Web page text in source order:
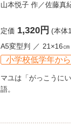
山本悦子 作／佐藤真
定価 1,320円 (本体
A5変型判
21×16㎝
小学校低学年から
マユは「がっこうに
語。